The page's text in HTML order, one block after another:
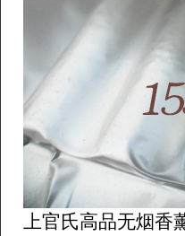
上官氏高品无烟